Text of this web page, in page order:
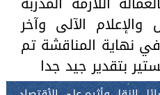
الآلى وآخر
في نهاية المناقشة تم
بتقدير جيد جدا